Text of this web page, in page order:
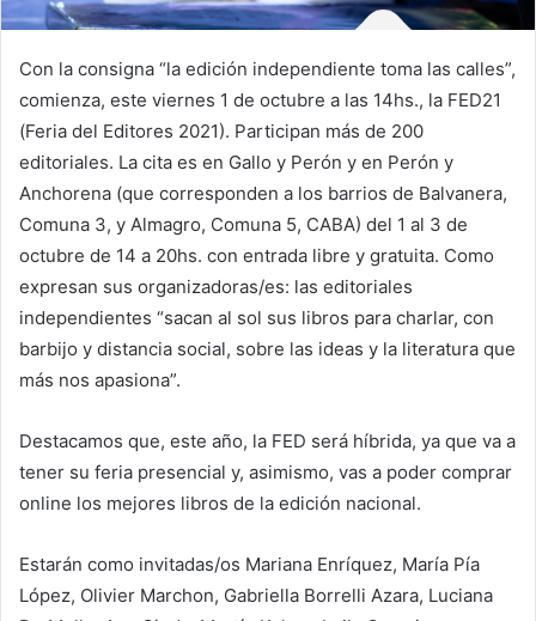
Con la consigna “la edición independiente toma las calles”,
comienza, este viernes 1 de octubre a las 14hs., la FED21
(Feria del Editores 2021). Participan más de 200
editoriales. La cita es en Gallo y Perón y en Perón y
Anchorena (que corresponden a los barrios de Balvanera,
Comuna 3, y Almagro, Comuna 5, CABA) del 1 al 3 de
octubre de 14 a 20hs. con entrada libre y gratuita. Como
expresan sus organizadoras/es: las editoriales
independientes “sacan al sol sus libros para charlar, con
barbijo y distancia social, sobre las ideas y la literatura que
más nos apasiona”.
Destacamos que, este año, la FED será híbrida, ya que va a
tener su feria presencial y, asimismo, vas a poder comprar
online los mejores libros de la edición nacional.
Estarán como invitadas/os Mariana Enríquez, María Pía
López, Olivier Marchon, Gabriella Borrelli Azara, Luciana